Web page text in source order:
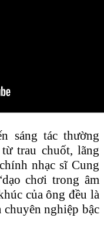
sáng tác thường
trau chuốt, lãng
nhạc sĩ Cung
chơi trong âm
của ông đều là
nghiệp bậc